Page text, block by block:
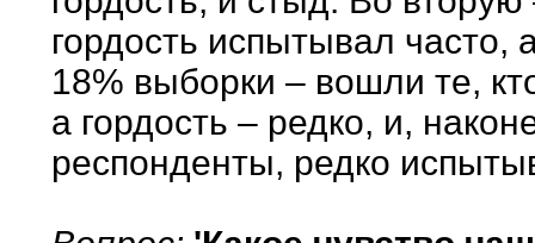
гордость испытывал часто,
18% выборки – вошли те,
а гордость – редко, и,
респонденты, редко